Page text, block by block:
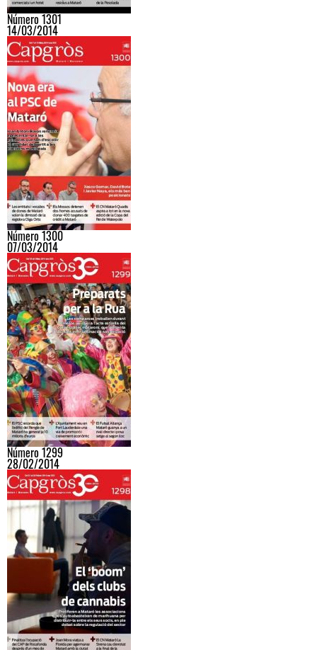
Número 1301
14/03/2014
Número 1300
07/03/2014
Número 1299
28/02/2014